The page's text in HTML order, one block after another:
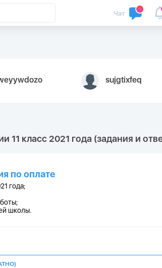
Чат
sujgtixfeq
класс 2021 года (задания и
по оплате
года;
школы.